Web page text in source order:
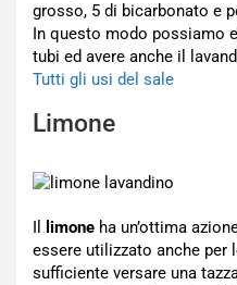
grosso, 5 di bicarbonato e
In questo modo possiamo
tubi ed avere anche il
Tutti gli usi del sale
Limone
limone ha un’ottima
essere utilizzato anche per
sufficiente versare una